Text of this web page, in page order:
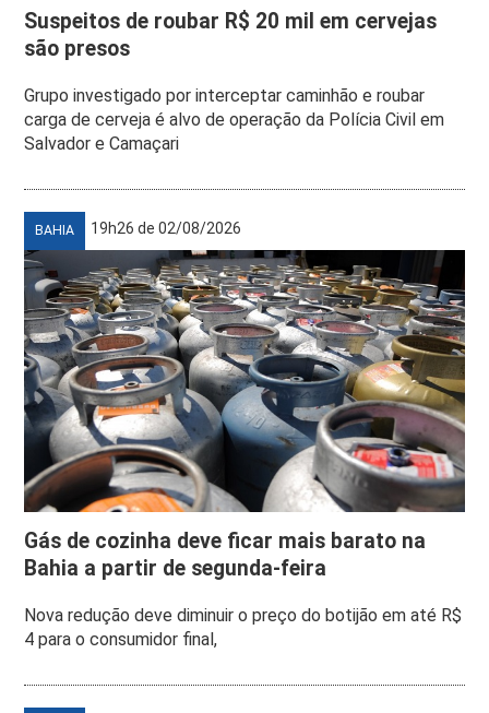
Suspeitos de roubar R$ 20 mil em cervejas
são presos
Grupo investigado por interceptar caminhão e roubar
carga de cerveja é alvo de operação da Polícia Civil em
Salvador e Camaçari
BAHIA 19h26 de 02/08/2026
Gás de cozinha deve ficar mais barato na
Bahia a partir de segunda-feira
Nova redução deve diminuir o preço do botijão em até R$
4 para o consumidor final,